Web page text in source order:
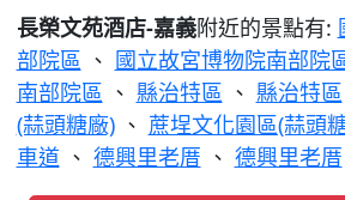
長榮文苑酒店-嘉義附近的景點有:
部院區 、 國立故宮博物院南部院
南部院區 、 縣治特區 、 縣治特區
(蒜頭糖廠)、 蔗埕文化園區(蒜頭
車道、 德興里老厝 、 德興里老厝